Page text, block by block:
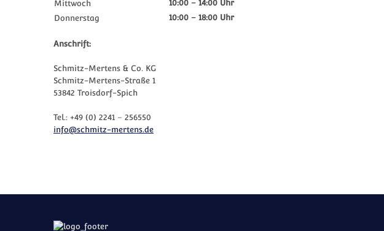
Mittwoch
10:00 – 14:00 Uhr
Donnerstag
10:00 – 18:00 Uhr
Anschrift:
Schmitz-Mertens & Co. KG
Schmitz-Mertens-Straße 1
53842 Troisdorf-Spich
Tel.: +49 (0) 2241 – 256550
info@schmitz-mertens.de